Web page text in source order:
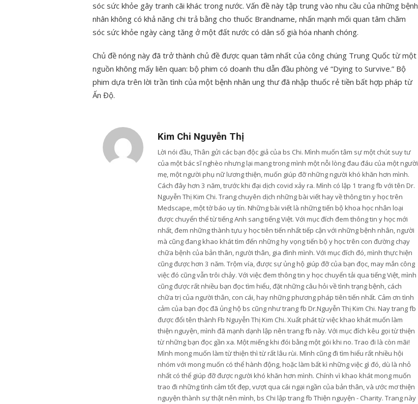
sóc sức khỏe gây tranh cãi khác trong nước. Vấn đề này tập trung vào nhu cầu của những bệnh
nhân không có khả năng chi trả bằng cho thuốc Brandname, nhấn mạnh mối quan tâm chăm
sóc sức khỏe ngày càng tăng ở một đất nước có dân số già hóa nhanh chóng.
Chủ đề nóng này đã trở thành chủ đề được quan tâm nhất của công chúng Trung Quốc từ một
nguồn không mấy liên quan: bộ phim có doanh thu dẫn đầu phòng vé “Dying to Survive.” Bộ
phim dựa trên lời trần tình của một bệnh nhân ung thư đã nhập thuốc rẻ tiền bất hợp pháp từ
Ấn Độ.
Kim Chi Nguyễn Thị
Lời nói đầu, Thân gửi các bạn độc giả của bs Chi. Mình muốn tâm sự một chút suy tư
của một bác sĩ nghèo nhưng lại mang trong mình một nỗi lòng đau đáu của một người
mẹ, một người phụ nữ lương thiện, muốn giúp đỡ những người khó khăn hơn mình.
Cách đây hơn 3 năm, trước khi đại dịch covid xảy ra. Mình có lập 1 trang fb với tên Dr.
Nguyễn Thị Kim Chi. Trang chuyên dịch những bài viết hay về thông tin y học trên
Medscape, một tờ báo uy tín. Những bài viết là những tiến bộ khoa học nhân loại
được chuyển thể từ tiếng Anh sang tiếng Việt. Với mục đích đem thông tin y học mới
nhất, đem những thành tựu y học tiên tiến nhất tiếp cận với những bệnh nhân, người
mà cũng đang khao khát tìm đến những hy vọng tiến bộ y học trên con đường chạy
chữa bệnh của bản thân, người thân, gia đình mình. Với mục đích đó, mình thực hiện
cũng được hơn 3 năm. Trộm vía, được sự ủng hộ giúp đỡ của bạn đọc, may mắn công
việc đó cũng vẫn trôi chảy. Với việc đem thông tin y học chuyển tải qua tiếng Việt, mình
cũng được rất nhiều bạn đọc tìm hiểu, đặt những câu hỏi về tình trạng bệnh, cách
chữa trị của người thân, con cái, hay những phương pháp tiên tiến nhất. Cảm ơn tình
cảm của bạn đọc đã ủng hộ bs cũng như trang fb Dr.Nguyễn Thị Kim Chi. Nay trang fb
được đổi tên thành Fb Nguyễn Thị Kim Chi. Xuất phát từ việc khao khát muốn làm
thiện nguyện, mình đã mạnh dạnh lập nên trang fb này. Với mục đích kêu gọi từ thiện
từ những bạn đọc gần xa. Một miếng khi đói bằng một gói khi no. Trao đi là còn mãi!
Mình mong muốn làm từ thiện thì từ rất lâu rùi. Mình cũng đi tìm hiểu rất nhiều hội
nhóm với mong muốn có thể hành động, hoặc làm bất kì những việc gì đó, dù là nhỏ
nhất có thể giúp đỡ được người khó khăn hơn mình. Chính vì khao khát mong muốn
trao đi những tình cảm tốt đẹp, vượt qua cái ngại ngần của bản thân, và ước mơ thiện
nguyện thành sự thật nên mình, bs Chi lập trang fb Thiện nguyện - Charity. Trang này